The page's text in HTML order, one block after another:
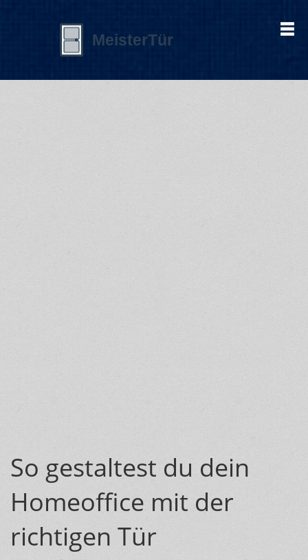
So gestaltest du dein
Homeoffice mit der
richtigen Tür